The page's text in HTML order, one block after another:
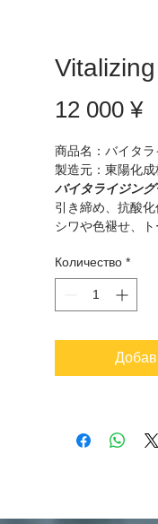
12 000 ¥
商品名：バイタ
製造元：東陽化成
バイタライジン
引き締め、抗酸
シワや色褪せ、
セラムは水分を満
弾力性を回復し、
フレーキングの
液は、他のプラ
ように、肌を瞬
な感触にします
なく、潤いのな
す。セラム成分
Количество *